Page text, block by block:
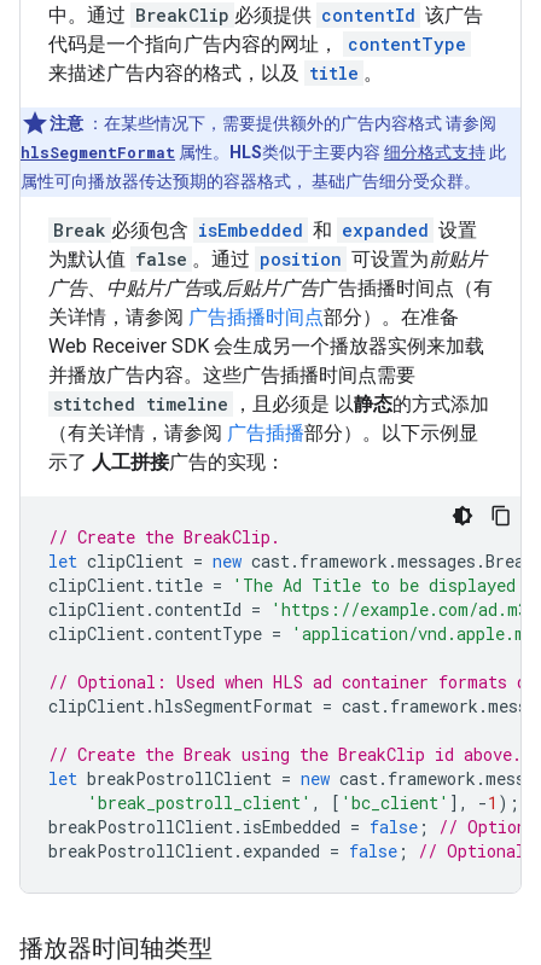
中。通过 BreakClip 必须提供 contentId 该广告
代码是一个指向广告内容的网址，
contentType
来描述广告内容的格式，以及
title 。
注意 ：在某些情况下，需要提供额外的广告内容格式 请参阅
hlsSegmentFormat 属性。 HLS类似于主要内容 细分格式支持 此
属性可向播放器传达预期的容器格式， 基础广告细分受众群。
Break 必须包含 isEmbedded 和 expanded 设置
为默认值 false 。通过 position 可设置为前贴片
广告、 中贴片广告或后贴片广告广告插播时间点（有
关详情，请参阅 广告插播时间点部分）。在准备
Web Receiver SDK 会生成另一个播放器实例来加载
并播放广告内容。这些广告插播时间点需要
stitched timeline
，且必须是 以静态的方式添加
（有关详情，请参阅 广告插播部分）。以下示例显
示了 人工拼接广告的实现：
// Create the BreakClip.
let clipClient = new cast. framework .messages .
clipClient. title =
'The Ad Title to be displayed
clipClient.contentId =
'https://example.com/
clipClient.contentType = 'application/
// Optional: Used when HLS ad container formats
clipClient.hlsSegmentFormat = cast. framework .
// Create the Break using the BreakClip id above.
let breakPostrollClient = new cast. framework .
'break_postroll_client' , [ 'bc_client' ], -1 );
breakPostrollClient. isEmbedded = false ;
//
breakPostrollClient. expanded = false ; //
播放器时间轴类型